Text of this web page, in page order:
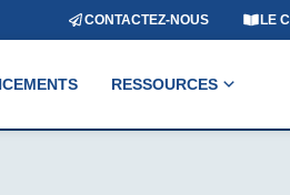
CONTACTEZ-NOUS LE
RESSOURCES